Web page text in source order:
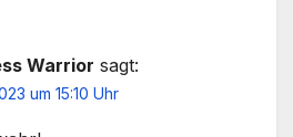
Warrior sagt:
um 15:10 Uhr